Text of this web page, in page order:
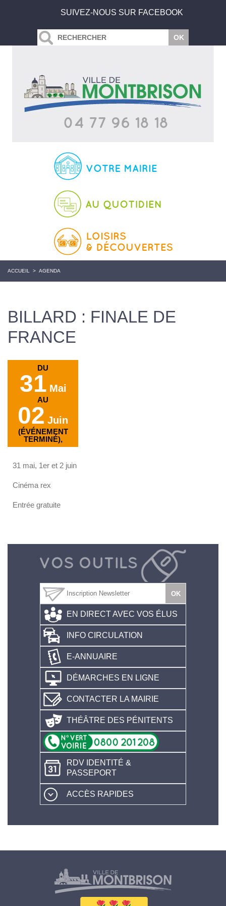
SUIVEZ-NOUS SUR FACEBOOK
ACCUEIL > AGENDA
BILLARD : FINALE DE
FRANCE
DU
31 Mai
AU
02 Juin
(ÉVÉNEMENT
TERMINÉ),
31 mai, 1er et 2 juin
Cinéma rex
Entrée gratuite
EN DIRECT AVEC VOS ÉLUS
INFO CIRCULATION
E-ANNUAIRE
DÉMARCHES EN LIGNE
CONTACTER LA MAIRIE
THÉÂTRE DES PÉNITENTS
RDV IDENTITÉ &
PASSEPORT
ACCÈS RAPIDES